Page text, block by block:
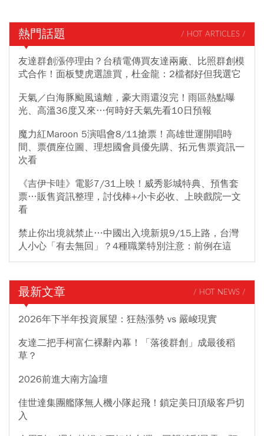
熱門話題 / HOT ARTICLES /
友達群創漲停理由？台積電傳買友達兩廠、比照群創模
式合作！面板雙虎選誰買，杜金龍：2檔都好但我選它
天氣／白海豚颱風遠離，豪大雨還沒完！雨區熱點曝
光、高溫36度又來…何時好天氣先看10日預報
魔力紅Maroon 5演唱會8/11搶票！高雄世運開唱時
間、票價座位圖、理想國會員優先購、拓元售票資訊一
次看
《吉伊卡哇》電影7/31上映！威秀影城特典、預售套
票…販售資訊整理，討伐棒+小卡必收、上映戲院一文
看
禁止你出境就禁止…中國出入境新規9/15上路，台灣
人小心「有去無回」？4種職業特別注意：前例在這
最新文章 / HOT NEWS /
2026年下半年投資展望：狂熱漲勢 vs 嚴峻現實
友達二把手柯富仁裸辭內幕！「落後群創」成最後稻
草？
2026前進大南方論壇
佳世達集團艦隊無人機小隊起飛！鎖定美日頂級客戶切
入